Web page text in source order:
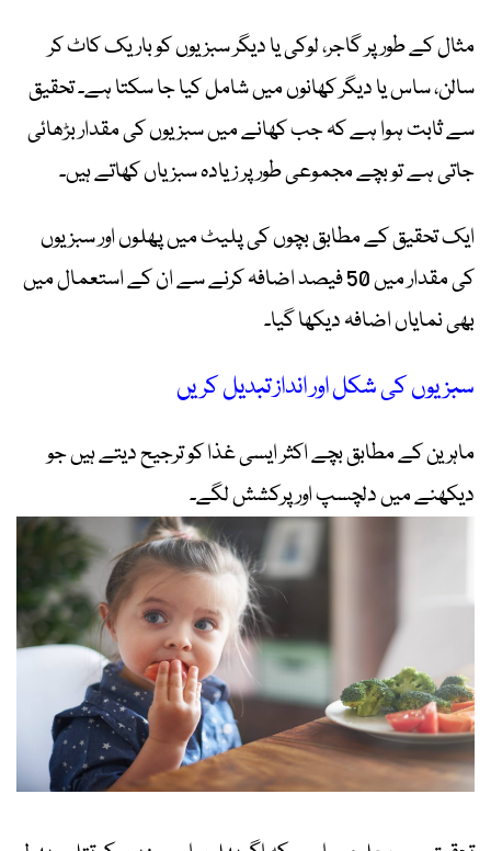
مثال کے طور پر گاجر، لوکی یا دیگر سبزیوں کو باریک کاٹ کر
سالن، ساس یا دیگر کھانوں میں شامل کیا جا سکتا ہے۔ تحقیق
سے ثابت ہوا ہے کہ جب کھانے میں سبزیوں کی مقدار بڑھائی
جاتی ہے تو بچے مجموعی طور پر زیادہ سبزیاں کھاتے ہیں۔
ایک تحقیق کے مطابق بچوں کی پلیٹ میں پھلوں اور سبزیوں
کی مقدار میں 50 فیصد اضافہ کرنے سے ان کے استعمال میں
بھی نمایاں اضافہ دیکھا گیا۔
سبزیوں کی شکل اور انداز تبدیل کریں
ماہرین کے مطابق بچے اکثر ایسی غذا کو ترجیح دیتے ہیں جو
دیکھنے میں دلچسپ اور پرکشش لگے۔